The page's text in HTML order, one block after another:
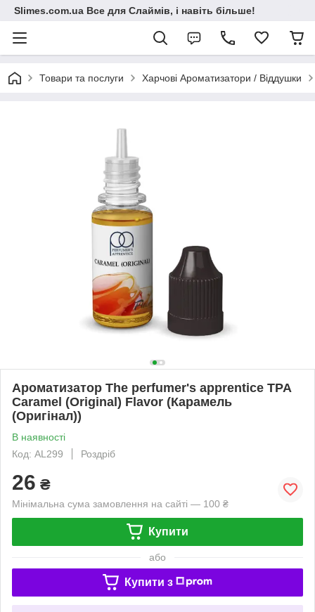
Slimes.com.ua Все для Слаймів, і навіть більше!
Товари та послуги Харчові Ароматизатори / Віддушки
Ароматизатор The perfumer's apprentice TPA
Caramel (Original) Flavor (Карамель
(Оригінал))
В наявності
Код: AL299
Роздріб
26 ₴
Мінімальна сума замовлення на сайті — 100 ₴
Купити
або
Купити з